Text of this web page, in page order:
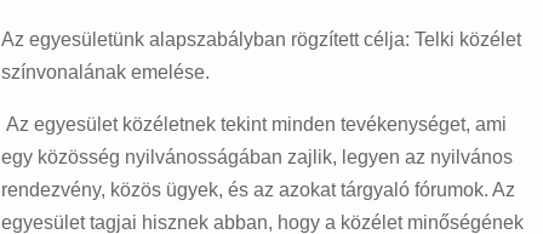
Az egyesületünk alapszabályban rögzített célja: Telki közélet
színvonalának emelése.
Az egyesület közéletnek tekint minden tevékenységet, ami
egy közösség nyilvánosságában zajlik, legyen az nyilvános
rendezvény, közös ügyek, és az azokat tárgyaló fórumok. Az
egyesület tagjai hisznek abban, hogy a közélet minőségének